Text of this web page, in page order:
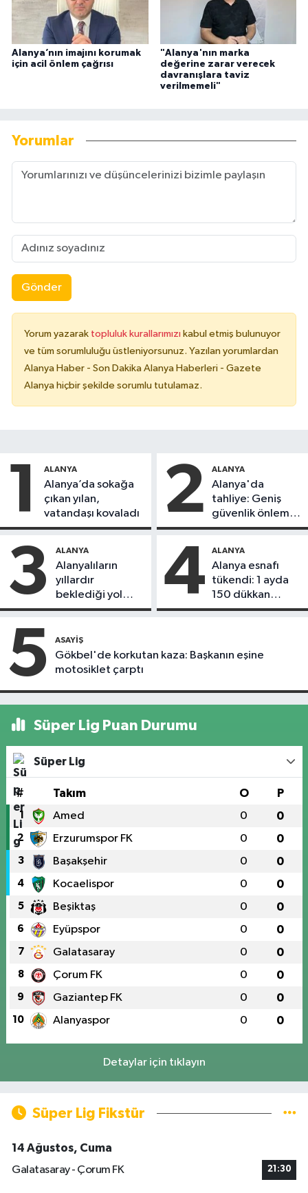
Alanya’nın imajını korumak
için acil önlem çağrısı
"Alanya'nın marka
değerine zarar verecek
davranışlara taviz
verilmemeli"
Yorumlar
Gönder
Yorum yazarak topluluk kurallarımızı kabul etmiş bulunuyor
ve tüm sorumluluğu üstleniyorsunuz. Yazılan yorumlardan
Alanya Haber - Son Dakika Alanya Haberleri - Gazete
Alanya hiçbir şekilde sorumlu tutulamaz.
1 ALANYA
Alanya’da sokağa
çıkan yılan,
vatandaşı kovaladı
2 ALANYA
Alanya'da
tahliye: Geniş
güvenlik önlemi
alındı
3 ALANYA
Alanyalıların
yıllardır
beklediği yol
askıdan döndü
4 ALANYA
Alanya esnafı
tükendi: 1 ayda
150 dükkan
kapandı
5 ASAYIŞ
Gökbel'de korkutan kaza: Başkanın eşine
motosiklet çarptı
Süper Lig Puan Durumu
Süper Lig
# Takım O P
1 Amed 0 0
2 Erzurumspor FK 0 0
3 Başakşehir 0 0
4 Kocaelispor 0 0
5 Beşiktaş 0 0
6 Eyüpspor 0 0
7 Galatasaray 0 0
8 Çorum FK 0 0
9 Gaziantep FK 0 0
10 Alanyaspor 0 0
Detaylar için tıklayın
Süper Lig Fikstür
14 Ağustos, Cuma
Galatasaray - Çorum FK
21:30